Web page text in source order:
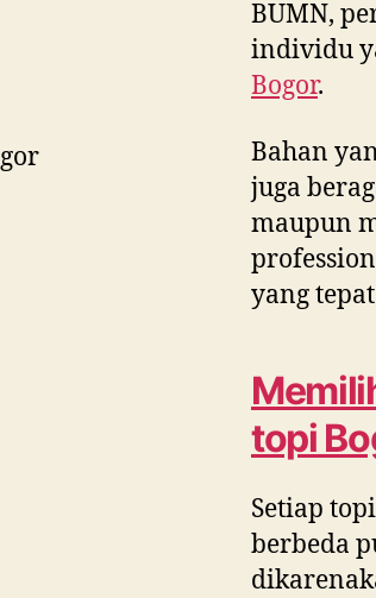
BUMN,
individu
Bogor.
Bahan
juga
maupun
yang
topi
Setiap
berbeda